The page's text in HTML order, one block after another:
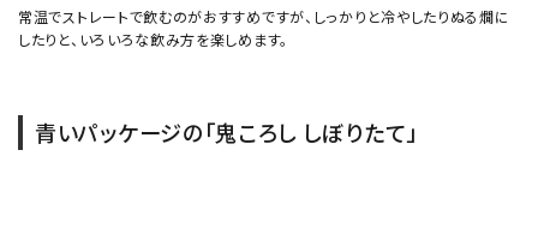
常温でストレートで飲むのがおすすめですが、しっかりと冷やしたりぬる燗に
したりと、いろいろな飲み方を楽しめます。
青いパッケージの「鬼ころし しぼりたて」